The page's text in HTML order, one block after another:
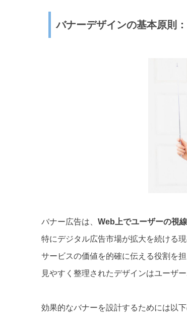
バナーデザインの基本原則
バナー広告は、 Web上でユーザーの視
特にデジタル広告市場が拡大を続ける
サービスの価値を的確に伝える役割を担
見やすく整理されたデザインはユーザ
効果的なバナーを設計するためには以